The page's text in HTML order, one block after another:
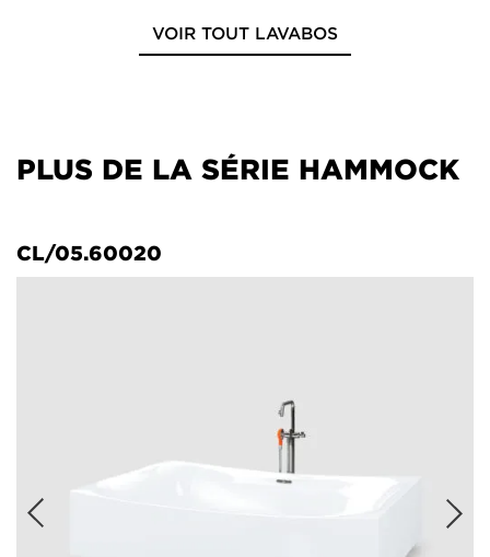
VOIR TOUT LAVABOS
PLUS DE LA SÉRIE HAMMOCK
CL/05.60020